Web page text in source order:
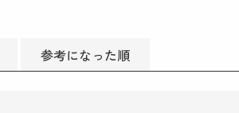
参考になった順